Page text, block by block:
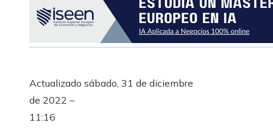
Actualizado sábado, 31 de diciembre
de 2022 –
11:16